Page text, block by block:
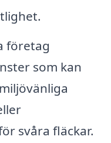
företag
som kan
svåra fläckar.